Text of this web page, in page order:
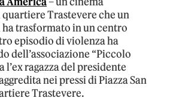
Trastevere che un
ha trasformato in un centro
episodio di violenza ha
dell’associazione “Piccolo
ragazza del presidente
nei pressi di Piazza San
Trastevere.